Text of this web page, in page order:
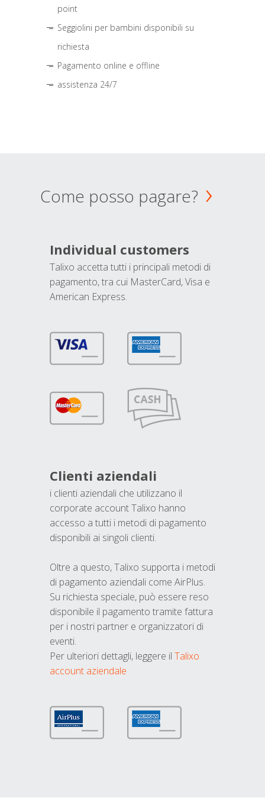
point
Seggiolini per bambini disponibili su
richiesta
Pagamento online e offline
assistenza 24/7
Come posso pagare?
Individual customers
Talixo accetta tutti i principali metodi di
pagamento, tra cui MasterCard, Visa e
American Express.
Clienti aziendali
i clienti aziendali che utilizzano il
corporate account Talixo hanno
accesso a tutti i metodi di pagamento
disponibili ai singoli clienti.
Oltre a questo, Talixo supporta i metodi
di pagamento aziendali come AirPlus.
Su richiesta speciale, può essere reso
disponibile il pagamento tramite fattura
per i nostri partner e organizzatori di
eventi.
Per ulteriori dettagli, leggere il Talixo
account aziendale